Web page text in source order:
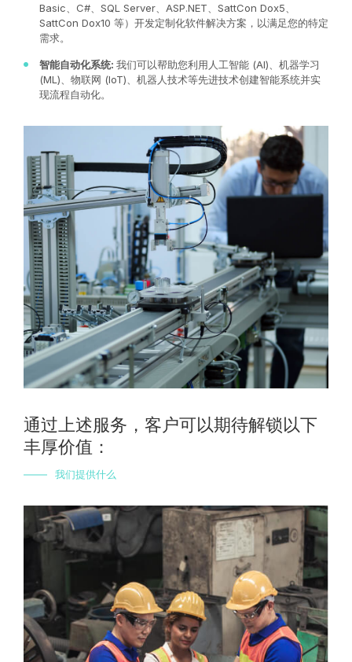
Basic、C#、SQL Server、ASP.NET、SattCon Dox5、
SattCon Dox10 等）开发定制化软件解决方案，以满足您的特定
需求。
智能自动化系统: 我们可以帮助您利用人工智能 (AI)、机器学习
(ML)、物联网 (IoT)、机器人技术等先进技术创建智能系统并实
现流程自动化。
通过上述服务，客户可以期待解锁以下
丰厚价值：
我们提供什么